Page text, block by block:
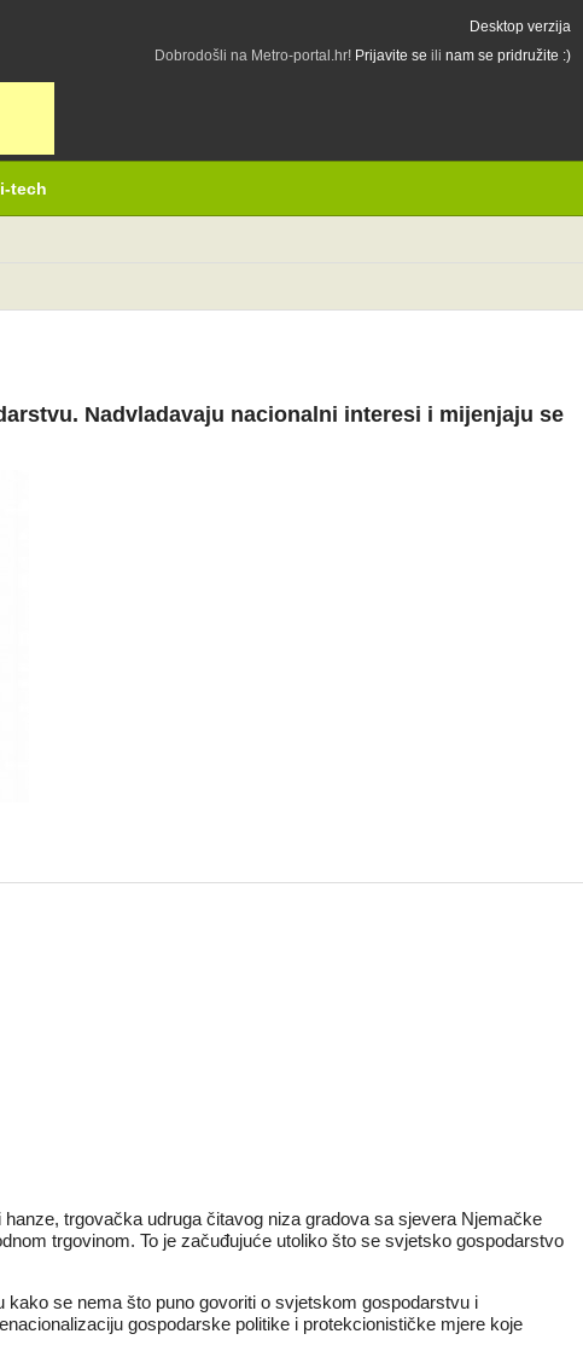
Desktop verzija
Dobrodošli na Metro-portal.hr! Prijavite se ili nam se pridružite :)
tech
Nadvladavaju nacionalni interesi i mijenjaju se
trgovačka udruga čitavog niza gradova sa sjevera Njemačke
trgovinom. To je začuđujuće utoliko što se svjetsko gospodarstvo
se nema što puno govoriti o svjetskom gospodarstvu i
gospodarske politike i protekcionističke mjere koje